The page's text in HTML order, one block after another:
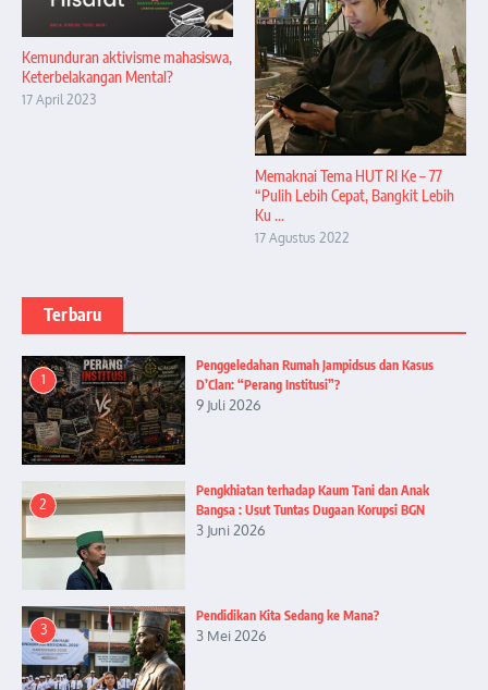
Kemunduran aktivisme mahasiswa,
Keterbelakangan Mental?
17 April 2023
Memaknai Tema HUT RI Ke – 77
“Pulih Lebih Cepat, Bangkit Lebih
Ku ...
17 Agustus 2022
Terbaru
1
Penggeledahan Rumah Jampidsus dan Kasus
D’Clan: “Perang Institusi”?
9 Juli 2026
2
Pengkhiatan terhadap Kaum Tani dan Anak
Bangsa : Usut Tuntas Dugaan Korupsi BGN
3 Juni 2026
3
Pendidikan Kita Sedang ke Mana?
3 Mei 2026